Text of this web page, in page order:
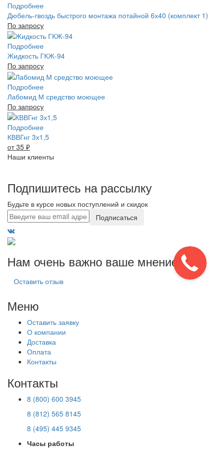
Подробнее
Дюбель-гвоздь быстрого монтажа потайной 6х40 (комплект 1)
По запросу
Подробнее
Жидкость ГКЖ-94
По запросу
Подробнее
Лабомид М средство моющее
По запросу
Подробнее
КВВГнг 3х1,5
от 35 ₽
Наши клиенты
Подпишитесь на рассылку
Будьте в курсе новых поступлений и скидок
Подписаться
Нам очень важно ваше мнение!
Оставить отзыв
Меню
Оставить заявку
О компании
Доставка
Оплата
Контакты
Контакты
8 (800) 600 3945
8 (812) 565 8145
8 (495) 445 9345
Часы работы